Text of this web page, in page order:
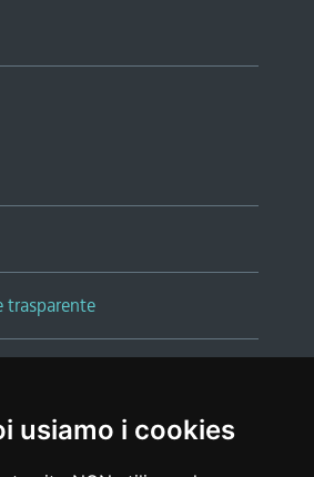
usiamo i cookies
trasparente